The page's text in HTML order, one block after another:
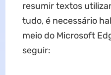
resumir textos
tudo, é necessário
meio do Microsoft
seguir: